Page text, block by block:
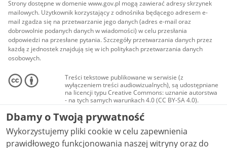
Strony dostępne w domenie www.gov.pl mogą zawierać adresy skrzynek
mailowych. Użytkownik korzystający z odnośnika będącego adresem e-
mail zgadza się na przetwarzanie jego danych (adres e-mail oraz
dobrowolnie podanych danych w wiadomości) w celu przesłania
odpowiedzi na przesłane pytania. Szczegóły przetwarzania danych przez
każdą z jednostek znajdują się w ich politykach przetwarzania danych
osobowych.
Treści tekstowe publikowane w serwisie (z
wyłączeniem treści audiowizualnych), są udostępniane
na licencji typu Creative Commons: uznanie autorstwa
- na tych samych warunkach 4.0 (CC BY-SA 4.0).
Materiały audiowizualne, w tym zdjęcia, materiały
audio i wideo, są udostępniane na licencji typu
Creative Commons: uznanie autorstwa użycie
niekomercyjne - bez utworów zależnych 4.0 (CC BY-
NC-ND 4.0), o ile nie jest to stwierdzone inaczej.
Dbamy o Twoją prywatność
Wykorzystujemy pliki cookie w celu zapewnienia
prawidłowego funkcjonowania naszej witryny oraz do